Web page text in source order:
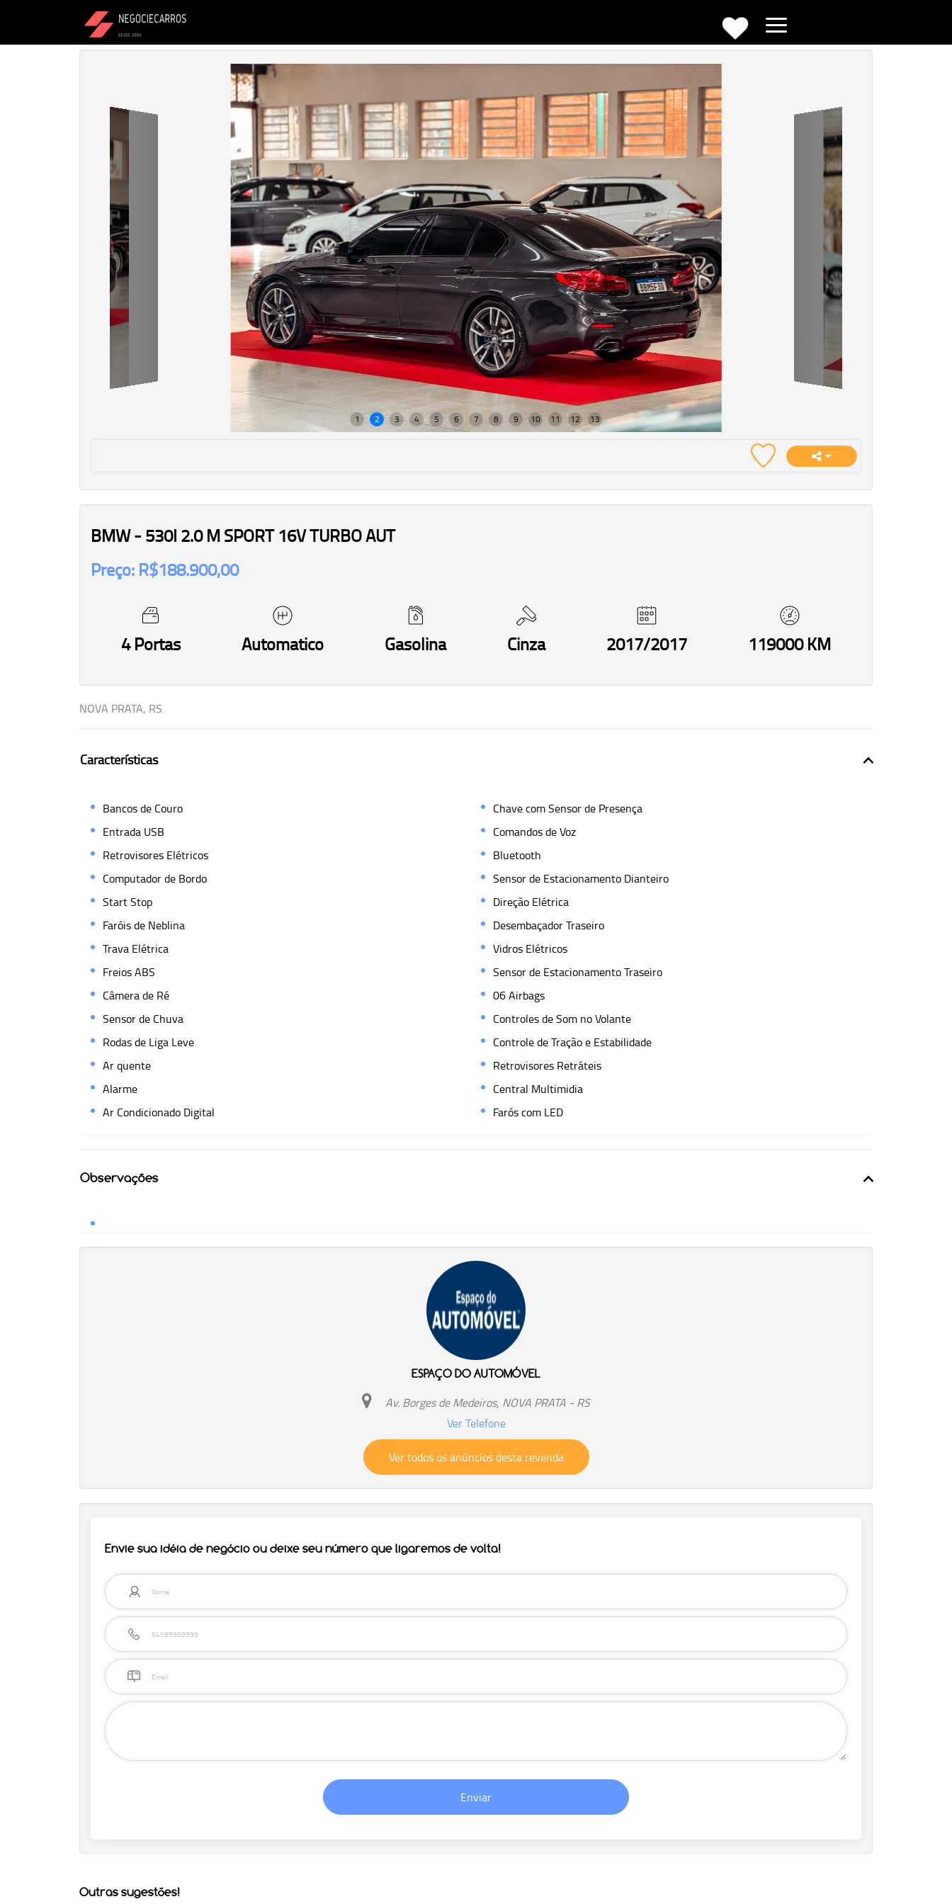
BMW - 530I 2.0 M SPORT 16V TURBO AUT
Preço: R$188.900,00
4 Portas Automatico Gasolina Cinza 2017/2017 119000 KM
NOVA PRATA, RS
Características
Bancos de Couro
Chave com Sensor de Presença
Entrada USB
Comandos de Voz
Retrovisores Elétricos
Bluetooth
Computador de Bordo
Sensor de Estacionamento Dianteiro
Start Stop
Direção Elétrica
Faróis de Neblina
Desembaçador Traseiro
Trava Elétrica
Vidros Elétricos
Freios ABS
Sensor de Estacionamento Traseiro
Câmera de Ré
06 Airbags
Sensor de Chuva
Controles de Som no Volante
Rodas de Liga Leve
Controle de Tração e Estabilidade
Ar quente
Retrovisores Retráteis
Alarme
Central Multimidia
Ar Condicionado Digital
Farós com LED
Observações
ESPAÇO DO AUTOMÓVEL
Av. Borges de Medeiros, NOVA PRATA - RS
Ver Telefone
Ver todos os anúncios desta revenda
Envie sua idéia de negócio ou deixe seu número que ligaremos de volta!
Enviar
Outras sugestões!